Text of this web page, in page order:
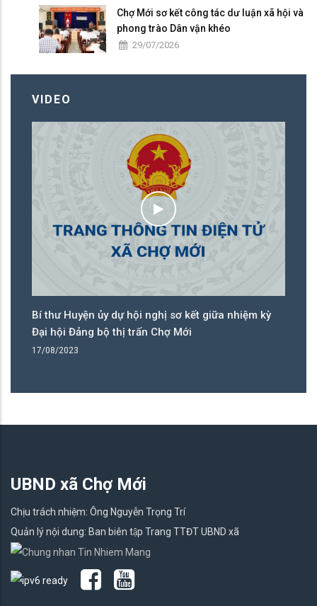
Chợ Mới sơ kết công tác dư luận xã hội và
phong trào Dân vận khéo
29/07/2026
VIDEO
Bí thư Huyện ủy dự hội nghị sơ kết giữa nhiệm kỳ
Đại hội Đảng bộ thị trấn Chợ Mới
17/08/2023
UBND xã Chợ Mới
Chịu trách nhiệm: Ông Nguyễn Trọng Trí
Quản lý nội dung: Ban biên tập Trang TTĐT UBND xã